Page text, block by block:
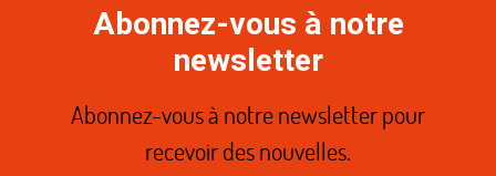
Abonnez-vous à notre
newsletter
Abonnez-vous à notre newsletter pour
recevoir des nouvelles.